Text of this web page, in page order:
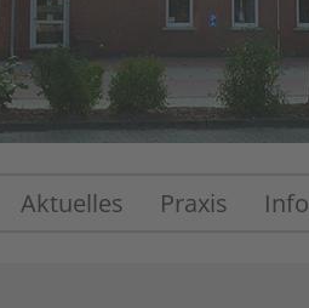
Aktuelles Praxis Info